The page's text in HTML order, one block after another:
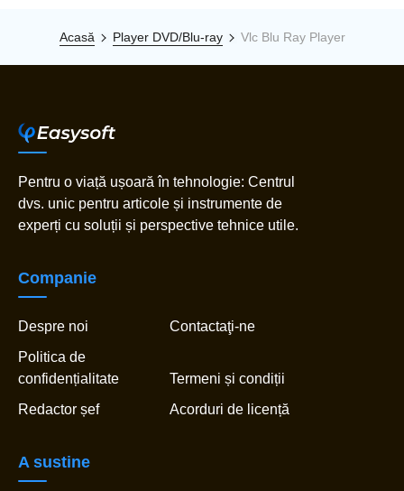
Acasă Player DVD/Blu-ray Vlc Blu Ray Player
Pentru o viață ușoară în tehnologie: Centrul
dvs. unic pentru articole și instrumente de
experți cu soluții și perspective tehnice utile.
Companie
Despre noi
Contactaţi-ne
Politica de
confidențialitate
Termeni și condiții
Redactor șef
Acorduri de licență
A sustine